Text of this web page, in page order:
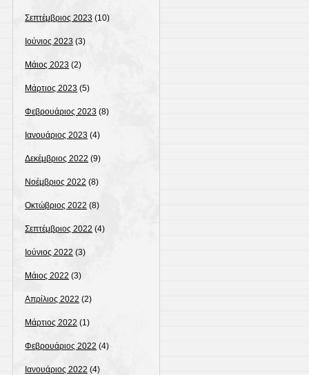
Σεπτέμβριος 2023 (10)
Ιούνιος 2023 (3)
Μάιος 2023 (2)
Μάρτιος 2023 (5)
Φεβρουάριος 2023 (8)
Ιανουάριος 2023 (4)
Δεκέμβριος 2022 (9)
Νοέμβριος 2022 (8)
Οκτώβριος 2022 (8)
Σεπτέμβριος 2022 (4)
Ιούνιος 2022 (3)
Μάιος 2022 (3)
Απρίλιος 2022 (2)
Μάρτιος 2022 (1)
Φεβρουάριος 2022 (4)
Ιανουάριος 2022 (4)